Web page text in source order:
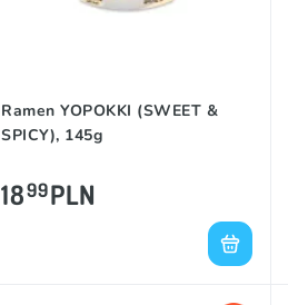
Ramen YOPOKKI (SWEET &
SPICY), 145g
1899PLN